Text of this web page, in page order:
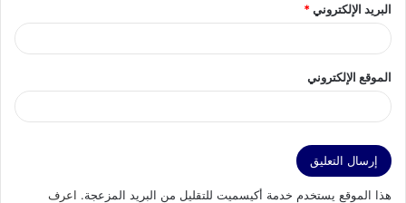
البريد الإلكتروني*
الموقع الإلكتروني
هذا الموقع يستخدم خدمة أكيسميت للتقليل من البريد المزعجة. اعرف